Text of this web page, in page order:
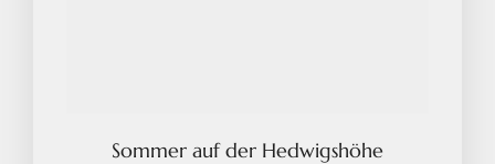
Sommer auf der Hedwigshöhe